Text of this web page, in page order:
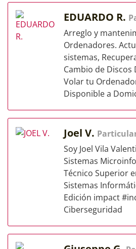
EDUARDO R.
Arreglo y
Ordenadores.
sistemas,
Cambio de Discos
Volar tu
Disponible a
Joel V.
Soy Joel Vila
Sistemas
Técnico Superior
Sistemas
Edición impact
Ciberseguridad